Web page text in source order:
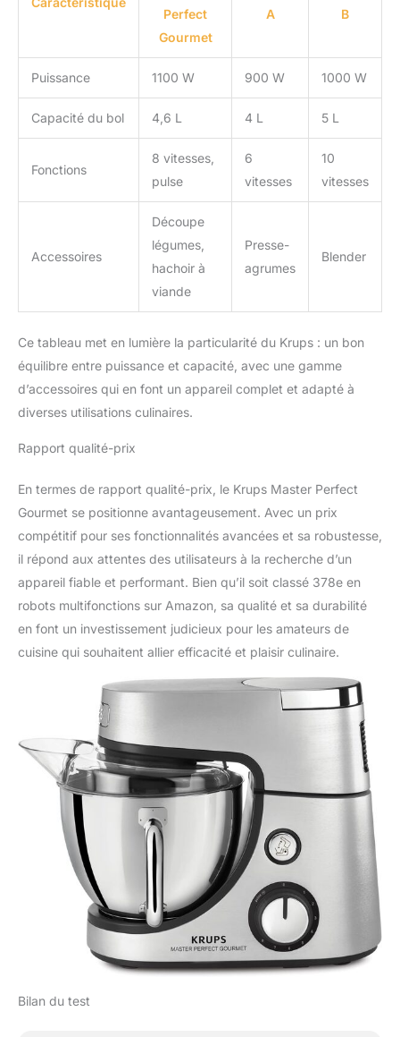
Perfect
Gourmet
A B
Puissance 1100 W 900 W 1000 W
Capacité du bol 4,6 L 4 L 5 L
Fonctions
8 vitesses,
pulse
6
vitesses
10
vitesses
Accessoires
Découpe
légumes,
hachoir à
viande
Presse-
agrumes
Blender
Ce tableau met en lumière la particularité du Krups : un bon
équilibre entre puissance et capacité, avec une gamme
d’accessoires qui en font un appareil complet et adapté à
diverses utilisations culinaires.
Rapport qualité-prix
En termes de rapport qualité-prix, le Krups Master Perfect
Gourmet se positionne avantageusement. Avec un prix
compétitif pour ses fonctionnalités avancées et sa robustesse,
il répond aux attentes des utilisateurs à la recherche d’un
appareil fiable et performant. Bien qu’il soit classé 378e en
robots multifonctions sur Amazon, sa qualité et sa durabilité
en font un investissement judicieux pour les amateurs de
cuisine qui souhaitent allier efficacité et plaisir culinaire.
Bilan du test